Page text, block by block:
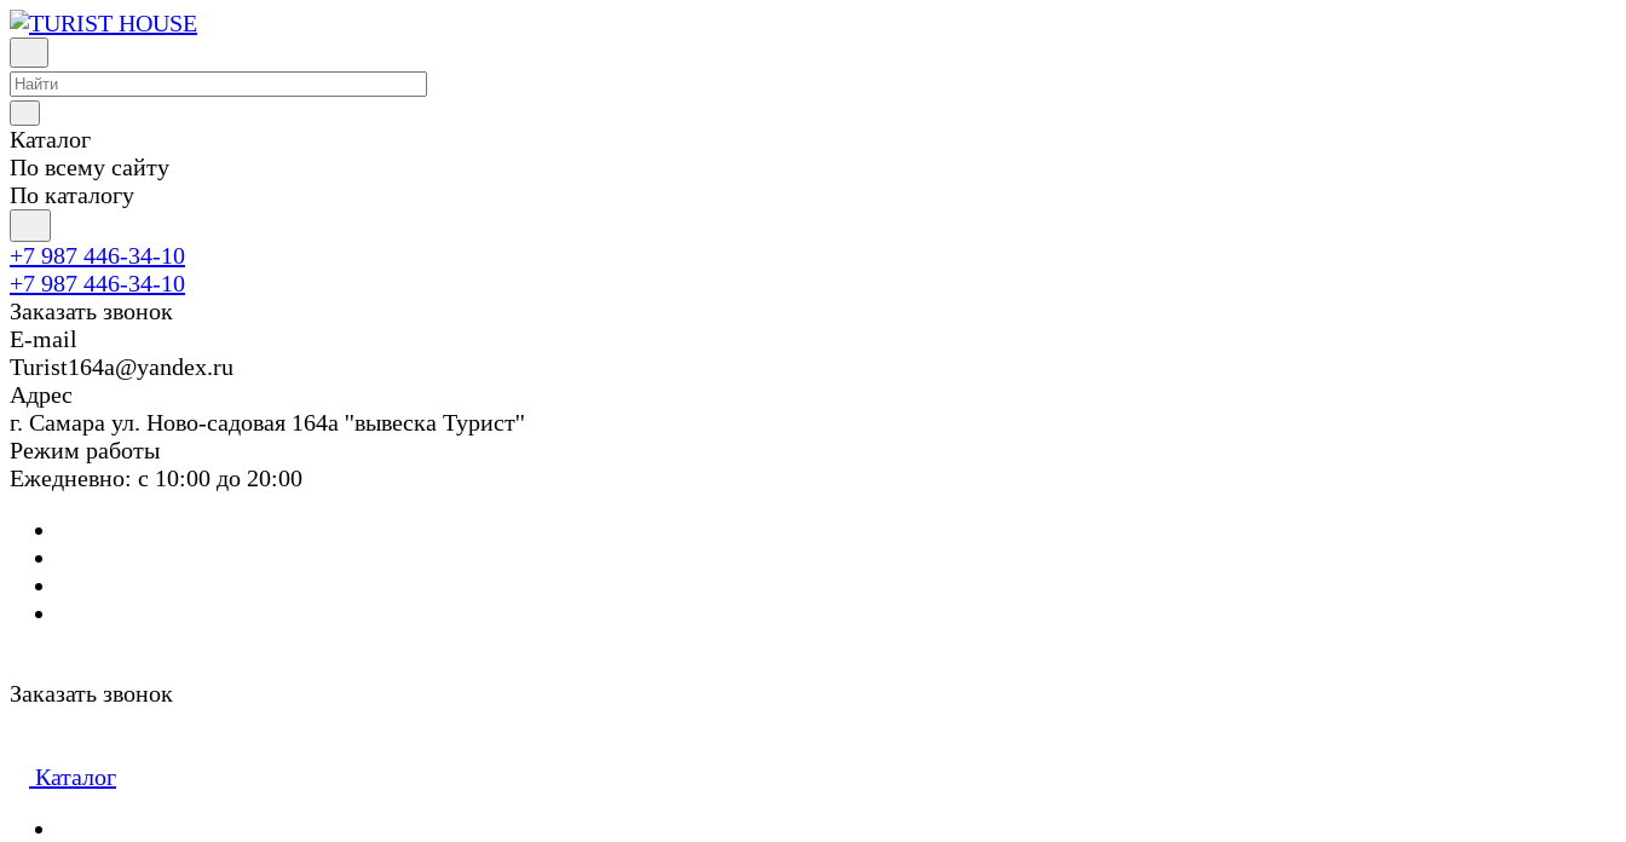
Каталог
По всему сайту
По каталогу
+7 987 446-34-10
+7 987 446-34-10
Заказать звонок
E-mail
Turist164a@yandex.ru
Адрес
г. Cамара ул. Ново-садовая 164а ''вывеска Турист''
Режим работы
Ежедневно: с 10:00 до 20:00
Заказать звонок
Каталог